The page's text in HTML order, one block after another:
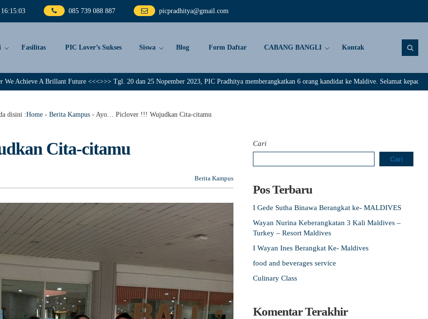
16:15:04 085 739 088 887 picpradhitya@gmail.com
Fasilitas PIC Lover’s Sukses Siswa Blog Form Daftar CABANG BANGLI Kontak
Future <<<>>> Tgl. 20 dan 25 Nopember 2023, PIC Pradhitya memberangkatkan 6 orang kandidat ke Maldive. Selamat kepada : Rivaldi, Darma
disini :Home - Berita Kampus - Ayo… Piclover !!! Wujudkan Cita-citamu
Cita-citamu
Berita Kampus
Cari
Cari
Pos Terbaru
I Gede Sutha Binawa Berangkat ke- MALDIVES
Wayan Nurina Keberangkatan 3 Kali Maldives –
Turkey – Resort Maldives
I Wayan Ines Berangkat Ke- Maldives
food and beverages service
Culinary Class
Komentar Terakhir